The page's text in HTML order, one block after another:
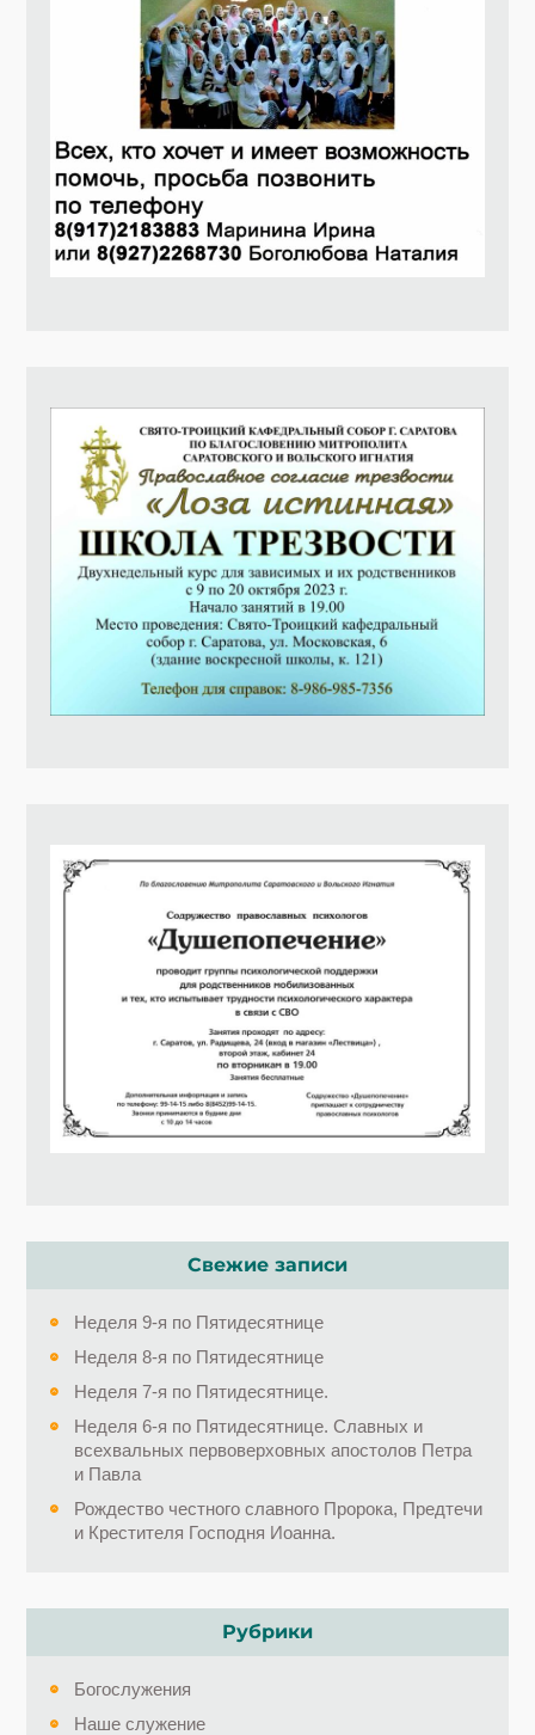
Свежие записи
Неделя 9-я по Пятидесятнице
Неделя 8-я по Пятидесятнице
Неделя 7-я по Пятидесятнице.
Неделя 6-я по Пятидесятнице. Славных и
всехвальных первоверховных апостолов Петра
и Павла
Рождество честного славного Пророка, Предтечи
и Крестителя Господня Иоанна.
Рубрики
Богослужения
Наше служение